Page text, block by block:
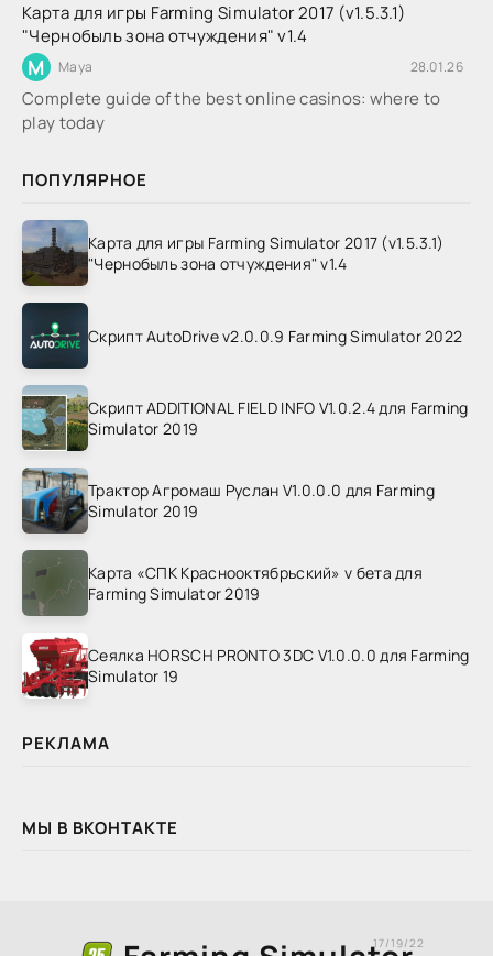
Карта для игры Farming Simulator 2017 (v1.5.3.1)
"Чернобыль зона отчуждения" v1.4
M Maya 28.01.26
Complete guide of the best online casinos: where to
play today
ПОПУЛЯРНОЕ
Карта для игры Farming Simulator 2017 (v1.5.3.1)
"Чернобыль зона отчуждения" v1.4
Скрипт AutoDrive v2.0.0.9 Farming Simulator 2022
Скрипт ADDITIONAL FIELD INFO V1.0.2.4 для Farming
Simulator 2019
Трактор Агромаш Руслан V1.0.0.0 для Farming
Simulator 2019
Карта «СПК Краснооктябрьский» v бета для
Farming Simulator 2019
Сеялка HORSCH PRONTO 3DC V1.0.0.0 для Farming
Simulator 19
РЕКЛАМА
МЫ В ВКОНТАКТЕ
17/19/22